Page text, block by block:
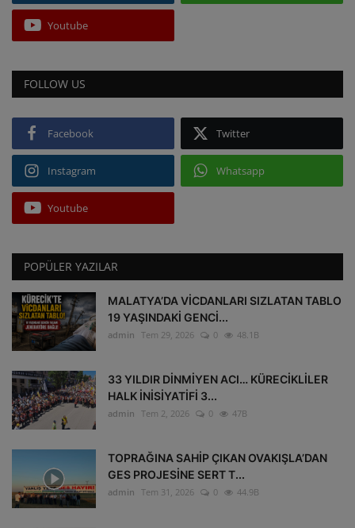
Youtube
FOLLOW US
Facebook Twitter
Instagram Whatsapp
Youtube
POPÜLER YAZILAR
MALATYA’DA VİCDANLARI SIZLATAN TABLO
19 YAŞINDAKİ GENCİ...
admin Tem 29, 2026 0 48.1B
33 YILDIR DİNMİYEN ACI… KÜRECİKLİLER
HALK İNİSİYATİFİ 3...
admin Tem 2, 2026 0 47B
TOPRAĞINA SAHİP ÇIKAN OVAKIŞLA’DAN
GES PROJESİNE SERT T...
admin Tem 31, 2026 0 44.9B